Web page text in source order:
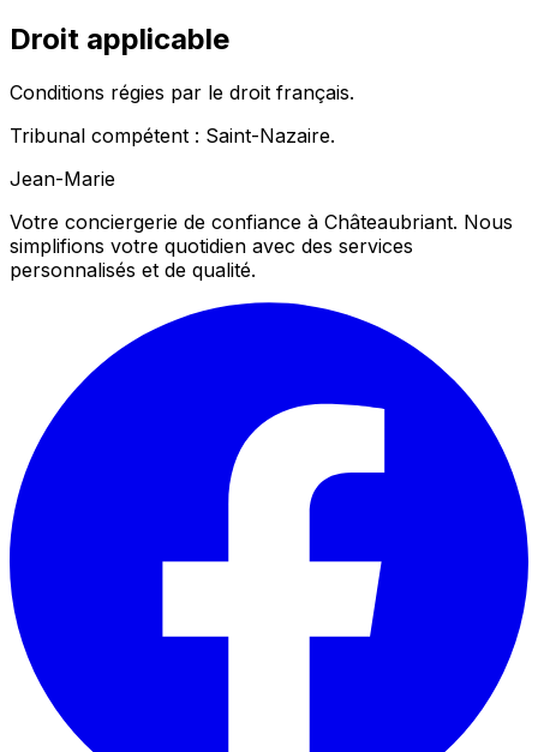
Droit applicable
Conditions régies par le droit français.
Tribunal compétent : Saint-Nazaire.
Jean-Marie
Votre conciergerie de confiance à Châteaubriant. Nous
simplifions votre quotidien avec des services
personnalisés et de qualité.